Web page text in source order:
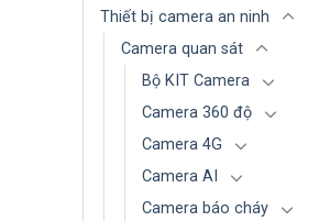
Thiết bị camera an ninh
Camera quan sát
Bộ KIT Camera
Camera 360 độ
Camera 4G
Camera AI
Camera báo cháy